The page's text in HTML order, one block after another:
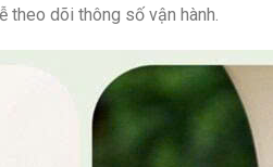
theo dõi thông số vận hành.